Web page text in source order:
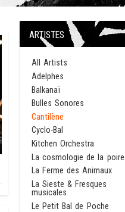
ARTISTES
All Artists
Adelphes
Balkanaï
Bulles Sonores
Cantilène
Cyclo-Bal
Kitchen Orchestra
La cosmologie de la poire
La Ferme des Animaux
La Sieste & Fresques
musicales
Le Petit Bal de Poche